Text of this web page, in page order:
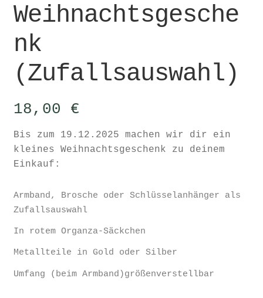
Weihnachtsgesche
nk
(Zufallsauswahl)
18,00 €
Bis zum 19.12.2025 machen wir dir ein
kleines Weihnachtsgeschenk zu deinem
Einkauf:
Armband, Brosche oder Schlüsselanhänger als
Zufallsauswahl
In rotem Organza-Säckchen
Metallteile in Gold oder Silber
Umfang (beim Armband)größenverstellbar